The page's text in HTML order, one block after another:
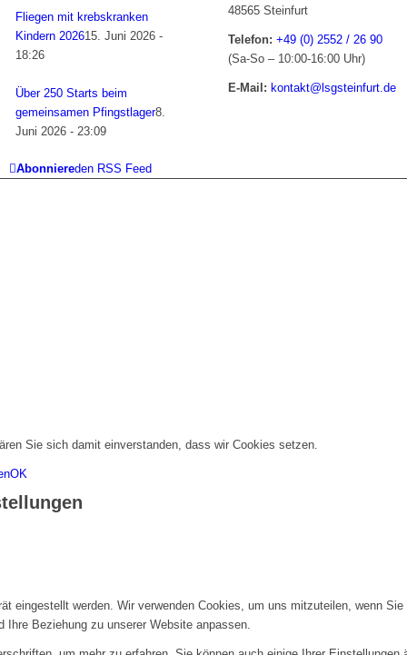
Fliegen mit krebskranken
Kindern 202615. Juni 2026 -
18:26
Über 250 Starts beim
gemeinsamen Pfingstlager8.
Juni 2026 - 23:09
Abonniereden RSS Feed
48565 Steinfurt
Telefon: +49 (0) 2552 / 26 90
(Sa-So – 10:00-16:00 Uhr)
E-Mail: kontakt@lsgsteinfurt.de
Sie sich damit einverstanden, dass wir Cookies setzen.
OK
eingestellt werden. Wir verwenden Cookies, um uns mitzuteilen, wenn
Ihre Beziehung zu unserer Website anpassen.